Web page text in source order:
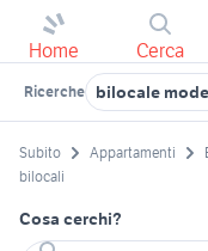
Home Cerca
Ricerche bilocale
Subito Appartamenti
bilocali
Cosa cerchi?